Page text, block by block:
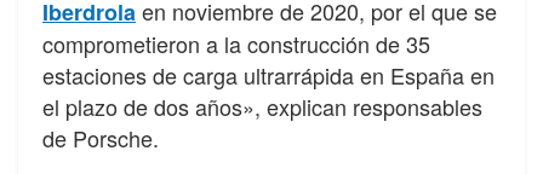
Iberdrolaen noviembre de 2020, por el que se
comprometieron a la construcción de 35
estaciones de carga ultrarrápida en España en
el plazo de dos años», explican responsables
de Porsche.